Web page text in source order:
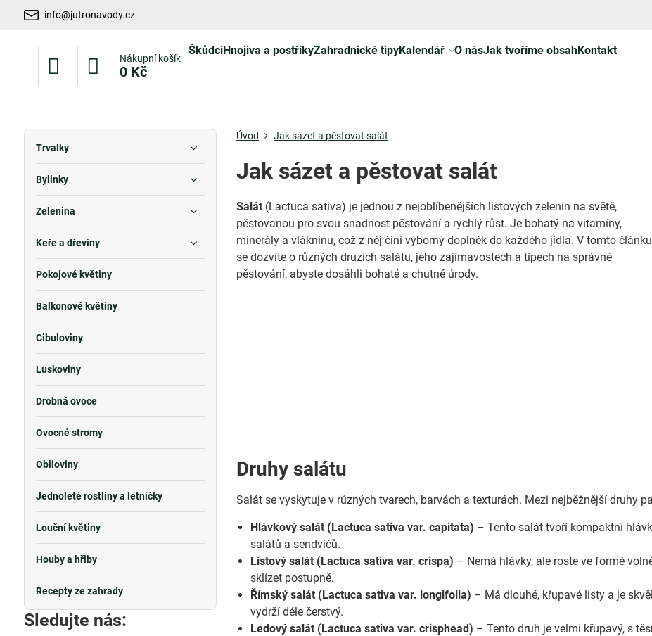
info@jutronavody.cz
Nákupní košík
0 Kč
ŠkůdciHnojiva a postřikyZahradnické tipyKalendář O násJak tvoříme obsahKontakt
Úvod Jak sázet a pěstovat salát
Jak sázet a pěstovat salát
Salát (Lactuca sativa) je jednou z nejoblíbenějších listových zelenin na světě,
pěstovanou pro svou snadnost pěstování a rychlý růst. Je bohatý na vitamíny,
minerály a vlákninu, což z něj činí výborný doplněk do každého jídla. V tomto článku
se dozvíte o různých druzích salátu, jeho zajímavostech a tipech na správné
pěstování, abyste dosáhli bohaté a chutné úrody.
Druhy salátu
Salát se vyskytuje v různých tvarech, barvách a texturách. Mezi nejběžnější druhy
Hlávkový salát (Lactuca sativa var. capitata) – Tento salát tvoří kompaktní
salátů a sendvičů.
Listový salát (Lactuca sativa var. crispa) – Nemá hlávky, ale roste ve formě
sklízet postupně.
Římský salát (Lactuca sativa var. longifolia) – Má dlouhé, křupavé listy a je
vydrží déle čerstvý.
Ledový salát (Lactuca sativa var. crisphead) – Tento druh je velmi křupavý, s
Trvalky
Bylinky
Zelenina
Keře a dřeviny
Pokojové květiny
Balkonové květiny
Cibuloviny
Luskoviny
Drobná ovoce
Ovocné stromy
Obiloviny
Jednoleté rostliny a letničky
Louční květiny
Houby a hřiby
Recepty ze zahrady
Sledujte nás: